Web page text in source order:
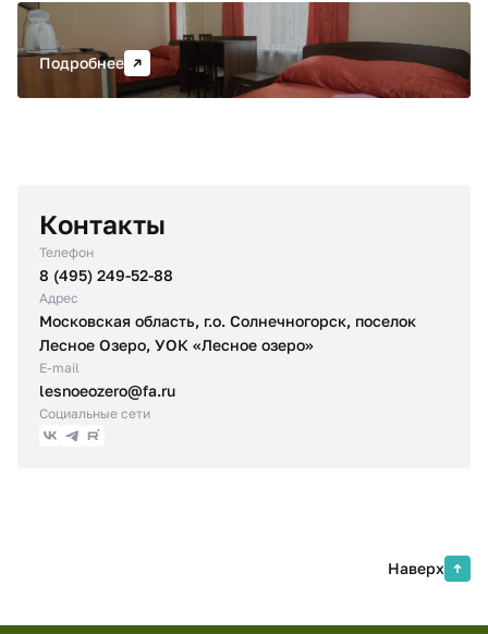
Ванная комната: ванна, туалет, фен, сушилка для
белья, утюг, гладильная доска
В номере есть закрытая веранда
С полным перечнем услуг и стоимостью проживания вы
можете ознакомиться
Стандарт
Подробнее
Контакты
Телефон
8 (495) 249-52-88
Адрес
Московская область, г.о. Солнечногорск, поселок
Лесное Озеро, УОК «Лесное озеро»
E-mail
lesnoeozero@fa.ru
Социальные сети
Наверх